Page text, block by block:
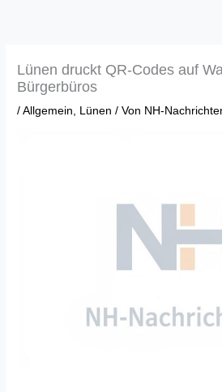
Lünen druckt QR-Codes auf
Bürgerbüros
/Allgemein, Lünen / Von NH-